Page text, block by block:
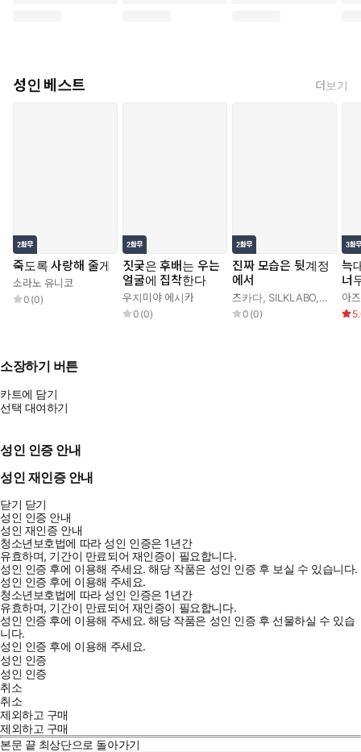
성인 베스트 더보기
죽도록 사랑해 줄게
소라노 유니코
0 (0)
짓궂은 후배는 우는
얼굴에 집착한다
우지미야 에시카
0 (0)
진짜 모습은 뒷계정
에서
츠카다, SILKLABO, 로만
0 (0)
늑
너
아
소장하기 버튼
카트에 담기
선택 대여하기
성인 인증 안내
성인 재인증 안내
닫기 닫기
성인 인증 안내
성인 재인증 안내
청소년보호법에 따라 성인 인증은 1년간
유효하며, 기간이 만료되어 재인증이 필요합니다.
성인 인증 후에 이용해 주세요.해당 작품은 성인 인증 후 보실 수 있습니다.
성인 인증 후에 이용해 주세요.
청소년보호법에 따라 성인 인증은 1년간
유효하며, 기간이 만료되어 재인증이 필요합니다.
성인 인증 후에 이용해 주세요.해당 작품은 성인 인증 후 선물하실 수 있습
니다.
성인 인증 후에 이용해 주세요.
성인 인증
성인 인증
취소
취소
제외하고 구매
제외하고 구매
본문 끝 최상단으로 돌아가기